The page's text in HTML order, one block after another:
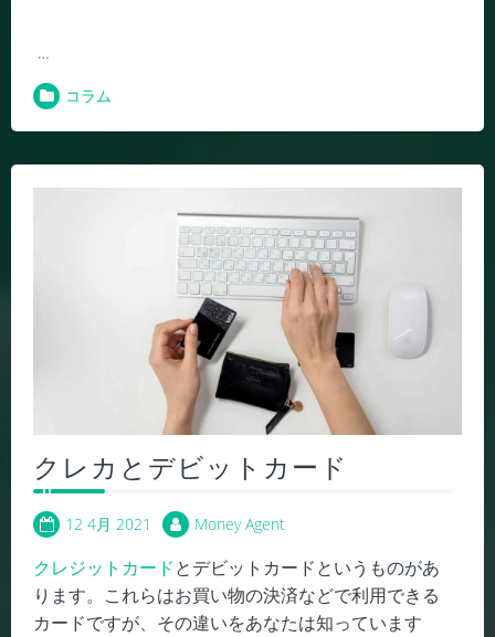
…
コラム
クレカとデビットカード
12 4月 2021 Money Agent
クレジットカードとデビットカードというものがあ
ります。これらはお買い物の決済などで利用できる
カードですが、その違いをあなたは知っています